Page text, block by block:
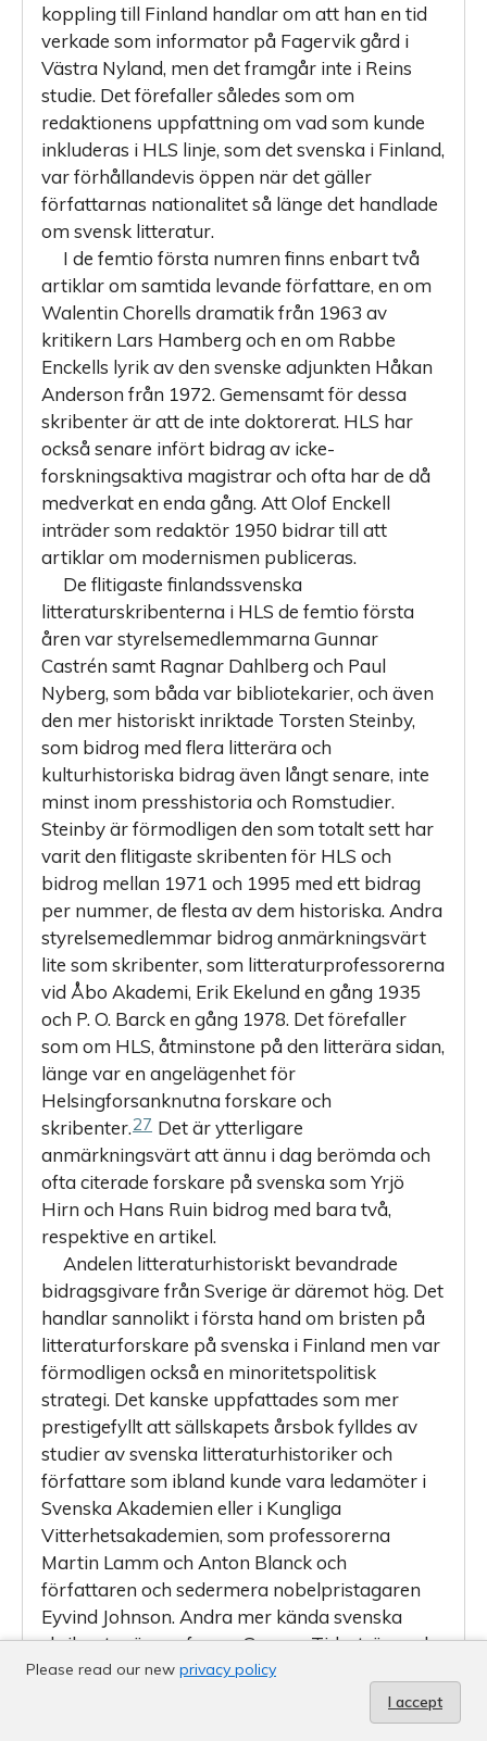
koppling till Finland handlar om att han en tid
verkade som informator på Fagervik gård i
Västra Nyland, men det framgår inte i Reins
studie. Det förefaller således som om
redaktionens uppfattning om vad som kunde
inkluderas i HLS linje, som det svenska i Finland,
var förhållandevis öppen när det gäller
författarnas nationalitet så länge det handlade
om svensk litteratur.
I de femtio första numren finns enbart två
artiklar om samtida levande författare, en om
Walentin Chorells dramatik från 1963 av
kritikern Lars Hamberg och en om Rabbe
Enckells lyrik av den svenske adjunkten Håkan
Anderson från 1972. Gemensamt för dessa
skribenter är att de inte doktorerat. HLS har
också senare infört bidrag av icke-
forskningsaktiva magistrar och ofta har de då
medverkat en enda gång. Att Olof Enckell
inträder som redaktör 1950 bidrar till att
artiklar om modernismen publiceras.
De flitigaste finlandssvenska
litteraturskribenterna i HLS de femtio första
åren var styrelsemedlemmarna Gunnar
Castrén samt Ragnar Dahlberg och Paul
Nyberg, som båda var bibliotekarier, och även
den mer historiskt inriktade Torsten Steinby,
som bidrog med flera litterära och
kulturhistoriska bidrag även långt senare, inte
minst inom presshistoria och Romstudier.
Steinby är förmodligen den som totalt sett har
varit den flitigaste skribenten för HLS och
bidrog mellan 1971 och 1995 med ett bidrag
per nummer, de flesta av dem historiska. Andra
styrelsemedlemmar bidrog anmärkningsvärt
lite som skribenter, som litteraturprofessorerna
vid Åbo Akademi, Erik Ekelund en gång 1935
och P. O. Barck en gång 1978. Det förefaller
som om HLS, åtminstone på den litterära sidan,
länge var en angelägenhet för
Helsingforsanknutna forskare och
skribenter.27 Det är ytterligare
anmärkningsvärt att ännu i dag berömda och
ofta citerade forskare på svenska som Yrjö
Hirn och Hans Ruin bidrog med bara två,
respektive en artikel.
Andelen litteraturhistoriskt bevandrade
bidragsgivare från Sverige är däremot hög. Det
handlar sannolikt i första hand om bristen på
litteraturforskare på svenska i Finland men var
förmodligen också en minoritetspolitisk
strategi. Det kanske uppfattades som mer
prestige­fyllt att sällskapets årsbok fylldes av
studier av svenska litteraturhistoriker och
författare som ibland kunde vara ledamöter i
Svenska Akademien eller i Kungliga
Vitterhetsakademien, som professorerna
Martin Lamm och Anton Blanck och
författaren och sedermera nobel­pristagaren
Eyvind Johnson. Andra mer kända svenska
skribenter är professor Gunnar Tideström och
författaren och litteraturkritikern Tom
finlandssvensk litteratur men som enbart
Please read our new privacy policy
I accept